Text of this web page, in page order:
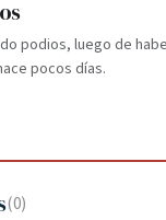
podios, luego de
pocos días.
(0)